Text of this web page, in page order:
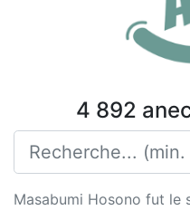
4 892
Masabumi Hosono fut le